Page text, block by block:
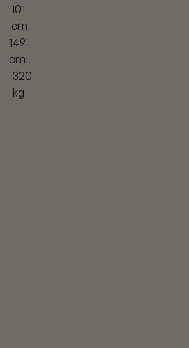
101
cm
149
cm
320
kg